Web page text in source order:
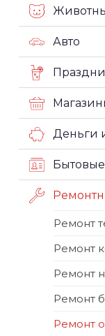
Авто
Деньги
Бытовые
Ремонт
Ремонт
Ремонт
Ремонт
Ремонт